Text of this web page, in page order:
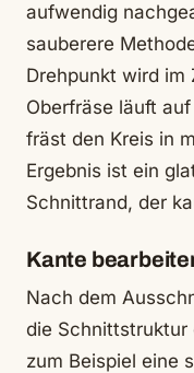
aufwendig
sauberere
Drehpunkt wird im
Oberfräse läuft
fräst den Kreis in
Ergebnis ist ein
Schnittrand, der
Kante
Nach dem
die Schnittstruktur
zum Beispiel eine